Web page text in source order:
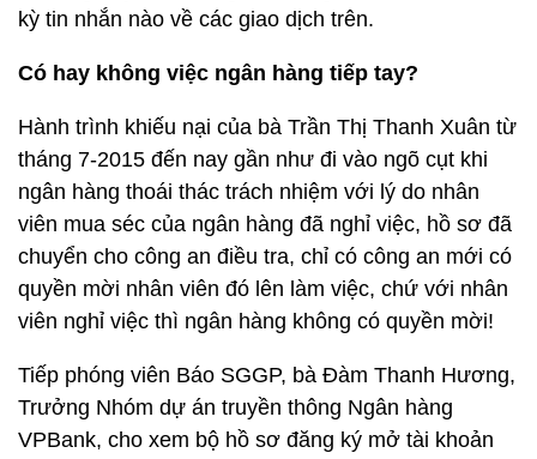
kỳ tin nhắn nào về các giao dịch trên.
Có hay không việc ngân hàng tiếp tay?
Hành trình khiếu nại của bà Trần Thị Thanh Xuân từ
tháng 7-2015 đến nay gần như đi vào ngõ cụt khi
ngân hàng thoái thác trách nhiệm với lý do nhân
viên mua séc của ngân hàng đã nghỉ việc, hồ sơ đã
chuyển cho công an điều tra, chỉ có công an mới có
quyền mời nhân viên đó lên làm việc, chứ với nhân
viên nghỉ việc thì ngân hàng không có quyền mời!
Tiếp phóng viên Báo SGGP, bà Đàm Thanh Hương,
Trưởng Nhóm dự án truyền thông Ngân hàng
VPBank, cho xem bộ hồ sơ đăng ký mở tài khoản